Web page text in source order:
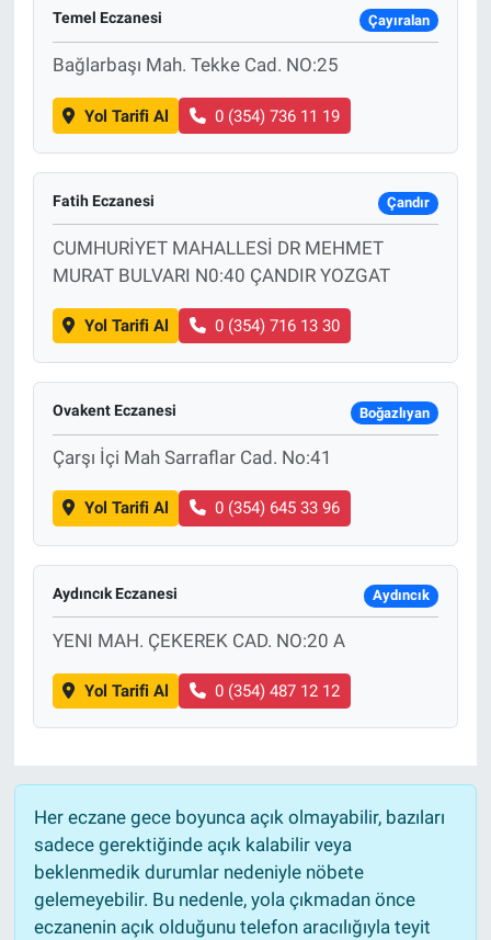
Temel Eczanesi Çayıralan
Bağlarbaşı Mah. Tekke Cad. NO:25
Yol Tarifi Al 0 (354) 736 11 19
Fatih Eczanesi Çandır
CUMHURİYET MAHALLESİ DR MEHMET
MURAT BULVARI N0:40 ÇANDIR YOZGAT
Yol Tarifi Al 0 (354) 716 13 30
Ovakent Eczanesi Boğazlıyan
Çarşı İçi Mah Sarraflar Cad. No:41
Yol Tarifi Al 0 (354) 645 33 96
Aydıncık Eczanesi Aydıncık
YENI MAH. ÇEKEREK CAD. NO:20 A
Yol Tarifi Al 0 (354) 487 12 12
Her eczane gece boyunca açık olmayabilir, bazıları
sadece gerektiğinde açık kalabilir veya
beklenmedik durumlar nedeniyle nöbete
gelemeyebilir. Bu nedenle, yola çıkmadan önce
eczanenin açık olduğunu telefon aracılığıyla teyit